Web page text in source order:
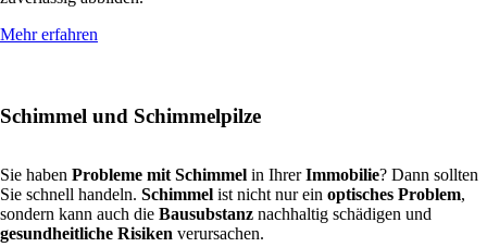
Mehr erfahren
Schimmel und Schimmelpilze
Sie haben Probleme mit Schimmel in IhrerImmobilie? Dann sollten
Sie schnell handeln. Schimmel ist nicht nur ein optisches Problem,
sondern kann auch die Bausubstanz nachhaltig schädigen und
gesundheitliche Risiken verursachen.